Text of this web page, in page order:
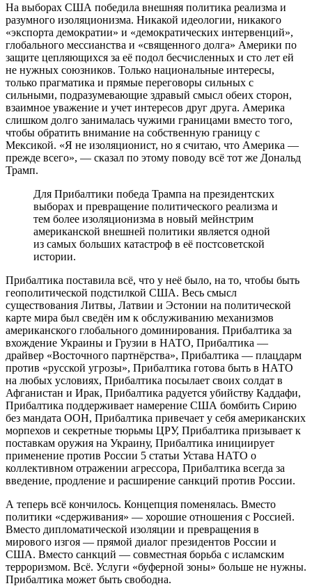
На выборах США победила внешняя политика реализма и
разумного изоляционизма. Никакой идеологии, никакого
«экспорта демократии» и «демократических интервенций»,
глобального мессианства и «священного долга» Америки по
защите цепляющихся за её подол бесчисленных и сто лет ей
не нужных союзников. Только национальные интересы,
только прагматика и прямые переговоры сильных с
сильными, подразумевающие здравый смысл обеих сторон,
взаимное уважение и учет интересов друг друга. Америка
слишком долго занималась чужими границами вместо того,
чтобы обратить внимание на собственную границу с
Мексикой. «Я не изоляционист, но я считаю, что Америка —
прежде всего», — сказал по этому поводу всё тот же Дональд
Трамп.
Для Прибалтики победа Трампа на президентских
выборах и превращение политического реализма и
тем более изоляционизма в новый мейнстрим
американской внешней политики является одной
из самых больших катастроф в её постсоветской
истории.
Прибалтика поставила всё, что у неё было, на то, чтобы быть
геополитической подстилкой США. Весь смысл
существования Литвы, Латвии и Эстонии на политической
карте мира был сведён им к обслуживанию механизмов
американского глобального доминирования. Прибалтика за
вхождение Украины и Грузии в НАТО, Прибалтика —
драйвер «Восточного партнёрства», Прибалтика — плацдарм
против «русской угрозы», Прибалтика готова быть в НАТО
на любых условиях, Прибалтика посылает своих солдат в
Афганистан и Ирак, Прибалтика радуется убийству Каддафи,
Прибалтика поддерживает намерение США бомбить Сирию
без мандата ООН, Прибалтика привечает у себя американских
морпехов и секретные тюрьмы ЦРУ, Прибалтика призывает к
поставкам оружия на Украину, Прибалтика инициирует
применение против России 5 статьи Устава НАТО о
коллективном отражении агрессора, Прибалтика всегда за
введение, продление и расширение санкций против России.
А теперь всё кончилось. Концепция поменялась. Вместо
политики «сдерживания» — хорошие отношения с Россией.
Вместо дипломатической изоляции и превращения в
мирового изгоя — прямой диалог президентов России и
США. Вместо санкций — совместная борьба с исламским
терроризмом. Всё. Услуги «буферной зоны» больше не нужны.
Прибалтика может быть свободна.